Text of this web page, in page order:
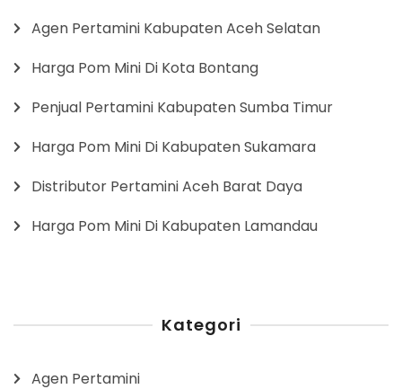
Agen Pertamini Kabupaten Aceh Selatan
Harga Pom Mini Di Kota Bontang
Penjual Pertamini Kabupaten Sumba Timur
Harga Pom Mini Di Kabupaten Sukamara
Distributor Pertamini Aceh Barat Daya
Harga Pom Mini Di Kabupaten Lamandau
Kategori
Agen Pertamini